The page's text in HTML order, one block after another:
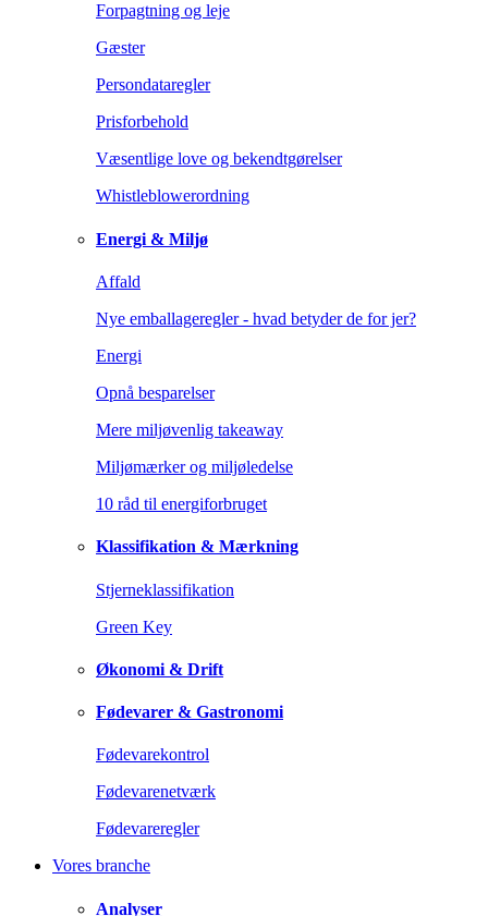
Forpagtning og leje
Gæster
Persondataregler
Prisforbehold
Væsentlige love og bekendtgørelser
Whistleblowerordning
Energi & Miljø
Affald
Nye emballageregler - hvad betyder de for jer?
Energi
Opnå besparelser
Mere miljøvenlig takeaway
Miljømærker og miljøledelse
10 råd til energiforbruget
Klassifikation & Mærkning
Stjerneklassifikation
Green Key
Økonomi & Drift
Fødevarer & Gastronomi
Fødevarekontrol
Fødevarenetværk
Fødevareregler
Vores branche
Analyser